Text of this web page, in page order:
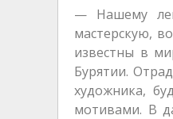
— Нашему
мастерскую,
известны в
Бурятии.
художника,
мотивами. В